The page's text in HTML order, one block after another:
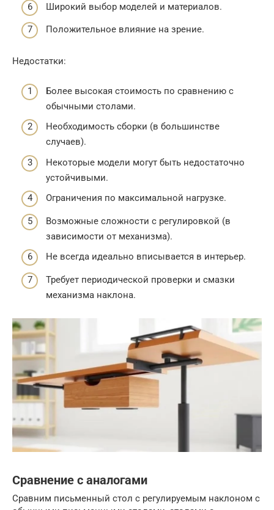
Широкий выбор моделей и материалов.
Положительное влияние на зрение.
Недостатки:
Более высокая стоимость по сравнению с
обычными столами.
Необходимость сборки (в большинстве
случаев).
Некоторые модели могут быть недостаточно
устойчивыми.
Ограничения по максимальной нагрузке.
Возможные сложности с регулировкой (в
зависимости от механизма).
Не всегда идеально вписывается в интерьер.
Требует периодической проверки и смазки
механизма наклона.
Сравнение с аналогами
Сравним письменный стол с регулируемым наклоном с